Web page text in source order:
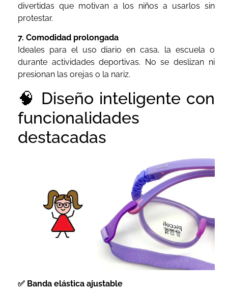
divertidas que motivan a los niños a usarlos sin
protestar.
7. Comodidad prolongada
Ideales para el uso diario en casa, la escuela o
durante actividades deportivas. No se deslizan ni
presionan las orejas o la nariz.
🧠 Diseño inteligente con
funcionalidades
destacadas
✅ Banda elástica ajustable